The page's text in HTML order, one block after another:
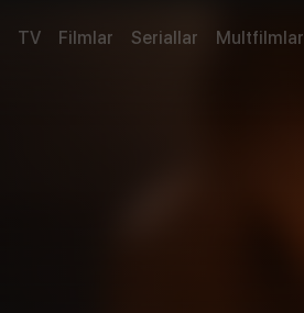
TV Filmlar Seriallar Multfilmlar